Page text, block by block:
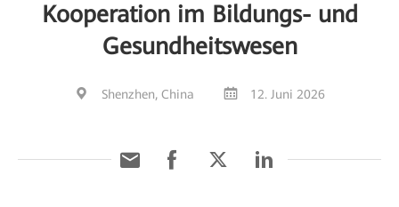
Kooperation im Bildungs- und
Gesundheitswesen
Shenzhen, China 12. Juni 2026